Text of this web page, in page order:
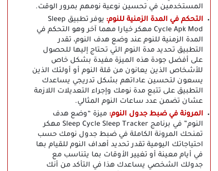
المستخدمين في تحسين نوعية نومهم بمرور الوقت.
التحكم في المدة الزمنية للنوم:
يوفر تطبيق Sleep
Cycle Apk Mod مهكر خيارا مهما آخر وهو التحكم في
المدة الزمنية للنوم عند وضع هدف النوم، تقدر
التطبيق تحديد مدة النوم التي تحتاج إليها للحصول
على أفضل جودة هذه الميزة مفيدة بشكل خاص
للأشخاص الذين يعانون من قلة النوم أو أولئك الذين
يسعون لتحسين عاداتهم بشكل تدريجي يساعدك
التطبيق على تتبع مدة نومك وإجراء التعديلات اللازمة
عشان تضمن عدد ساعات النوم المثالي.
المرونة في ضبط جدول النوم: ميزة “وضع هدف
النوم” في برنامج Sleep Cycle Sleep Tracker مهكر
تمنحك المرونة الكاملة في ضبط جدول نومك حسب
احتياجاتك اليومية تقدر تحديد أهداف النوم للقيام بها
في أيام معينة أو تغيير الأوقات بما يتناسب مع
جدولك الشخصي يساعدك هذا في التأكد من أنك